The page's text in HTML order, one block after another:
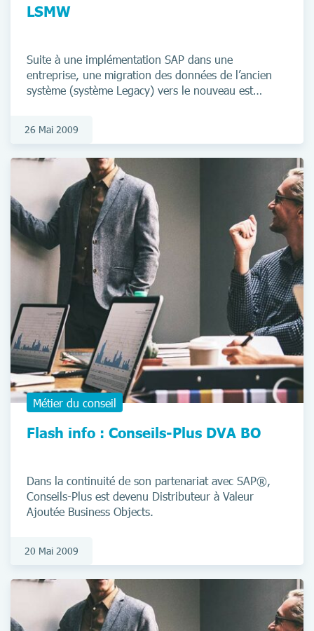
LSMW
Suite à une implémentation SAP dans une
entreprise, une migration des données de l’ancien
système (système Legacy) vers le nouveau est
montré que la migration de données représente
Cette proportion peut monter jusqu’à 40 % pour les
plus petits projets.
26 Mai 2009
Métier du conseil
Flash info : Conseils-Plus DVA BO
Dans la continuité de son partenariat avec SAP®,
Conseils-Plus est devenu Distributeur à Valeur
Ajoutée Business Objects.
20 Mai 2009